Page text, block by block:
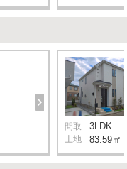
間取 3LDK
土地 83.59㎡